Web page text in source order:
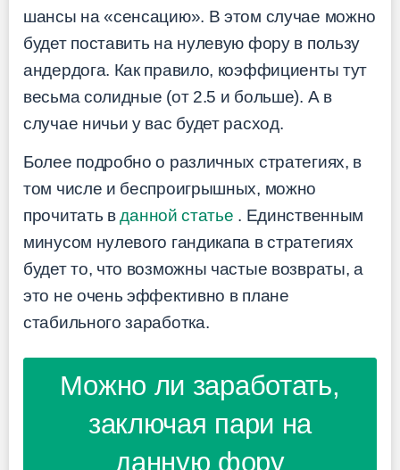
шансы на «сенсацию». В этом случае можно
будет поставить на нулевую фору в пользу
андердога. Как правило, коэффициенты тут
весьма солидные (от 2.5 и больше). А в
случае ничьи у вас будет расход.
Более подробно о различных стратегиях, в
том числе и беспроигрышных, можно
прочитать вданной статье . Единственным
минусом нулевого гандикапа в стратегиях
будет то, что возможны частые возвраты, а
это не очень эффективно в плане
стабильного заработка.
Можно ли заработать,
заключая пари на
данную фору